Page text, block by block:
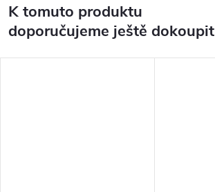
K tomuto produktu
doporučujeme ještě dokoupit